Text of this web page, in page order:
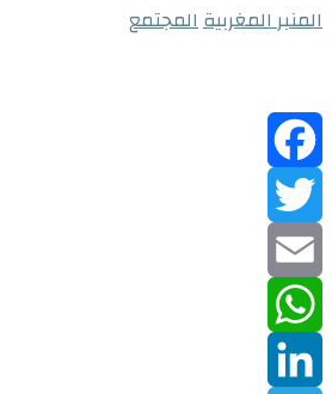
المنبر المغربيةالمجتمع
Facebook
Twitter
Email
WhatsApp